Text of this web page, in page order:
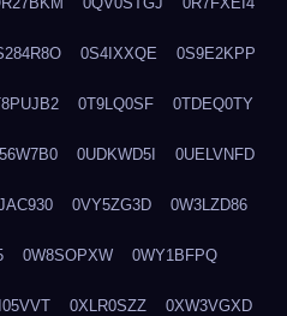
0S4IXXQE 0S9E2KPP
0T9LQ0SF 0TDEQ0TY
0UDKWD5I 0UELVNFD
0VY5ZG3D 0W3LZD86
0W8SOPXW 0WY1BFPQ
0XLR0SZZ 0XW3VGXD